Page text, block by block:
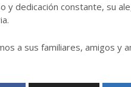
y dedicación constante, su
a sus familiares, amigos y